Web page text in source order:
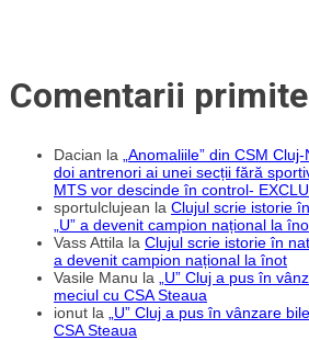
Comentarii primite
Dacian la
„Anomaliile” din CSM
doi antrenori ai unei secții fără
MTS vor descinde în control-
sportulclujean la Clujul scrie istorie
„U” a devenit campion național la
Vass Attila la Clujul scrie istorie în
a devenit campion național la înot
Vasile Manu la
„U” Cluj a pus în
meciul cu CSA Steaua
ionut la
„U” Cluj a pus în vânzare
CSA Steaua